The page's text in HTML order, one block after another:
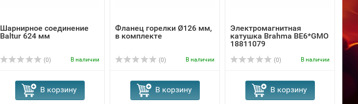
Шарнирное соединение
Baltur 624 мм
(0) В наличии
В корзину
Фланец горелки Ø126 мм,
в комплекте
(0) В наличии
В корзину
Электромагнитная
катушка Brahma BE6*GMO
18811079
(0) В наличии
В корзину